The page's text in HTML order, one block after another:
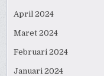
April 2024
Maret 2024
Februari 2024
Januari 2024